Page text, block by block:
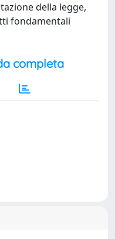
della legge,
fondamentali
completa